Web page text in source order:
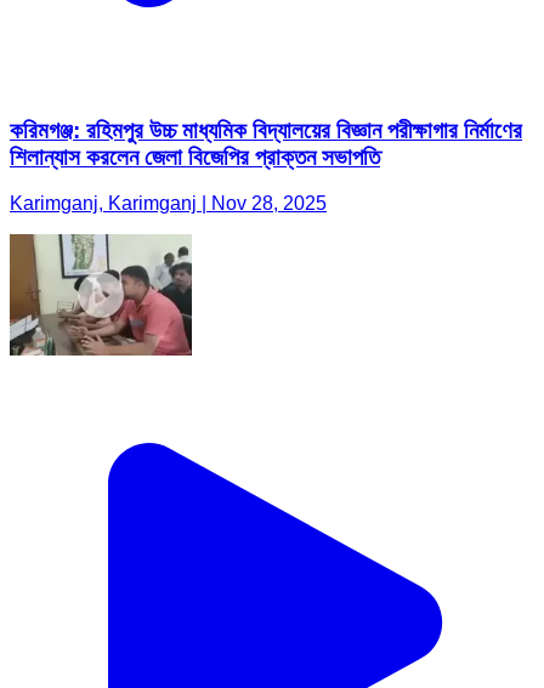
করিমগঞ্জ: রহিমপুর উচ্চ মাধ্যমিক বিদ্যালয়ের বিজ্ঞান পরীক্ষাগার নির্মাণের
শিলান্যাস করলেন জেলা বিজেপির প্রাক্তন সভাপতি
Karimganj, Karimganj | Nov 28, 2025